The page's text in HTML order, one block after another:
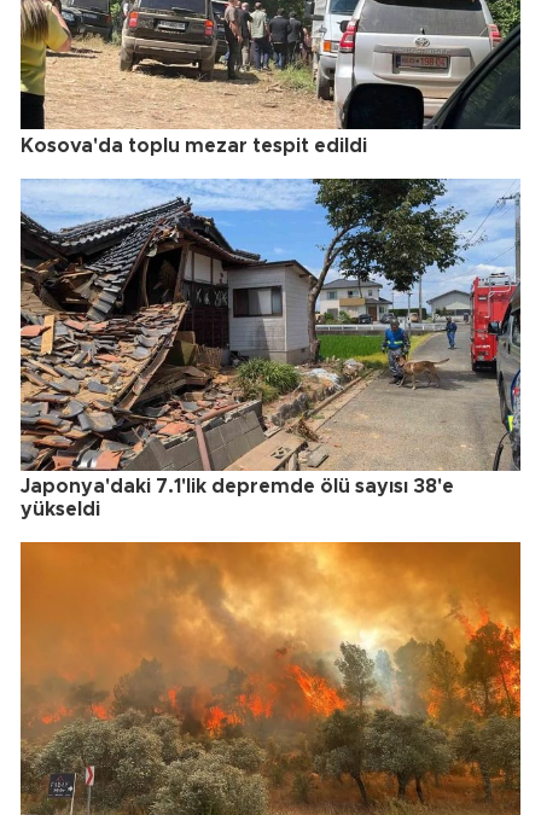
Kosova'da toplu mezar tespit edildi
Japonya'daki 7.1'lik depremde ölü sayısı 38'e
yükseldi